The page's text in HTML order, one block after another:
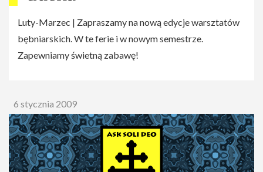
Luty-Marzec | Zapraszamy na nową edycje warsztatów
bębniarskich. W te ferie i w nowym semestrze.
Zapewniamy świetną zabawę!
6 stycznia 2009